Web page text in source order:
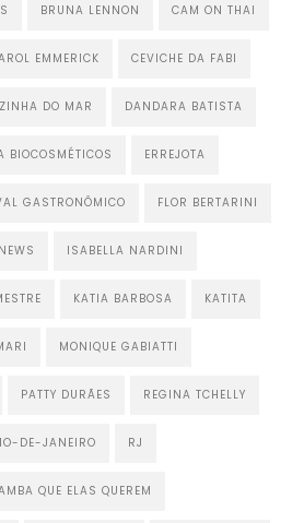
BRUNA LENNON CAM ON THAI
EMMERICK CEVICHE DA FABI
DO MAR DANDARA BATISTA
BIOCOSMÉTICOS ERREJOTA
GASTRONÔMICO FLOR BERTARINI
ISABELLA NARDINI
KATIA BARBOSA KATITA
MONIQUE GABIATTI
PATTY DURÃES REGINA TCHELLY
DE-JANEIRO RJ
QUE ELAS QUEREM